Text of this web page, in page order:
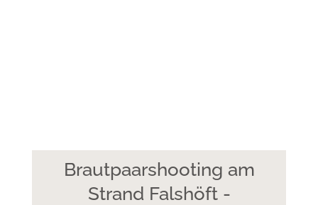
Brautpaarshooting am
Strand Falshöft -